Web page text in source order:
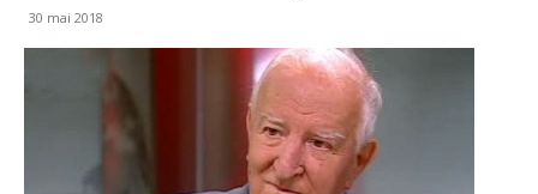
30 mai 2018